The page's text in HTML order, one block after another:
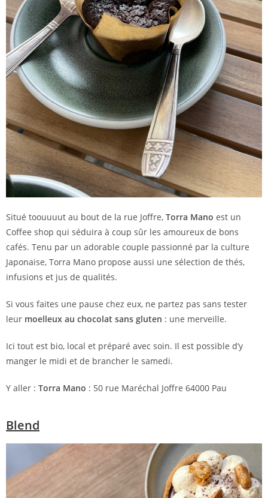
Situé toouuuut au bout de la rue Joffre, Torra Mano est un
Coffee shop qui séduira à coup sûr les amoureux de bons
cafés. Tenu par un adorable couple passionné par la culture
Japonaise, Torra Mano propose aussi une sélection de thés,
infusions et jus de qualités.
Si vous faites une pause chez eux, ne partez pas sans tester
leur moelleux au chocolat sans gluten : une merveille.
Ici tout est bio, local et préparé avec soin. Il est possible d’y
manger le midi et de brancher le samedi.
Y aller : Torra Mano : 50 rue Maréchal Joffre 64000 Pau
Blend